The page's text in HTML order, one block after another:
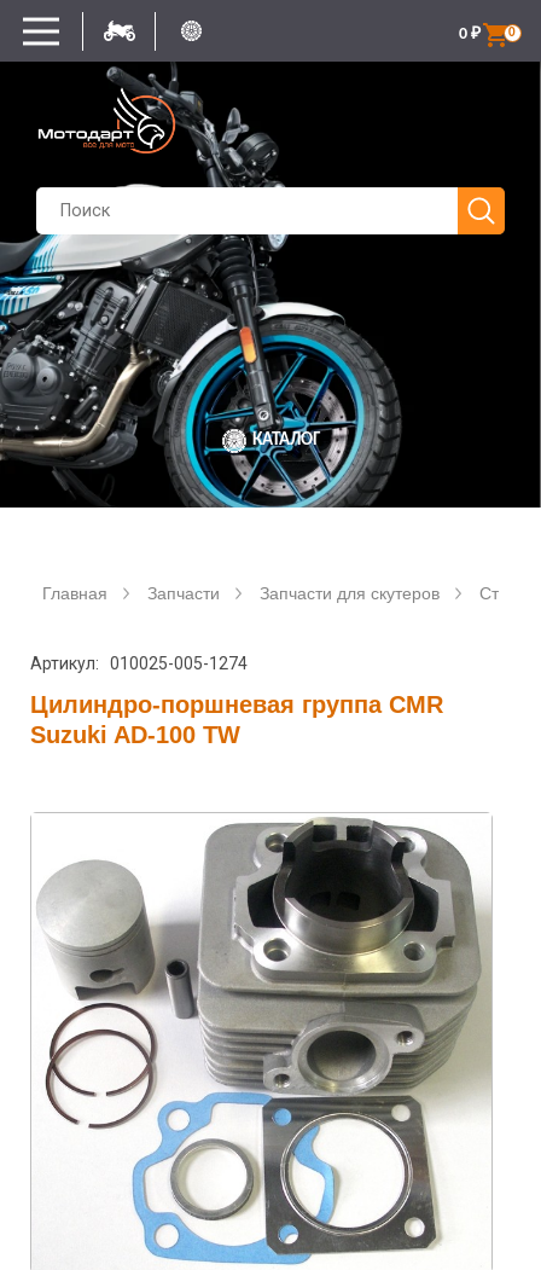
0
0 ₽
КАТАЛОГ
Главная Запчасти Запчасти для скутеров
Артикул: 010025-005-1274
Цилиндро-поршневая группа CMR
Suzuki AD-100 TW